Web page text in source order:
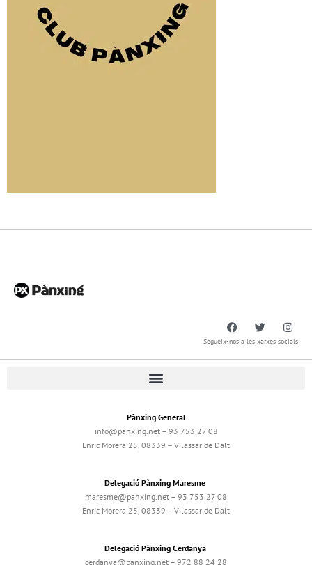
Segueix-nos a les xarxes socials
Pànxing General
info@panxing.net – 93 753 27 08
Enric Morera 25, 08339 – Vilassar de Dalt
Delegació Pànxing Maresme
maresme@panxing.net – 93 753 27 08
Enric Morera 25, 08339 – Vilassar de Dalt
Delegació Pànxing Cerdanya
cerdanya@panxing.net – 972 88 24 28